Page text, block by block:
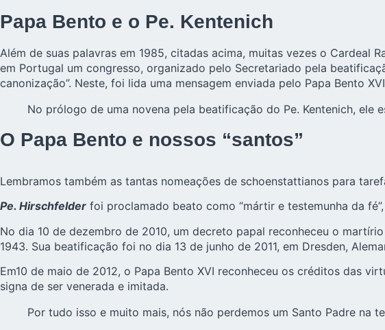
Papa Bento e o Pe. Kentenich
Além de suas palavras em 1985, citadas acima, muitas vezes o Cardeal
em Portugal um congresso, organizado pelo Secretariado pela
canonização”. Neste, foi lida uma mensagem enviada pelo Papa Bento
No prólogo de uma novena pela beatificação do Pe. Kentenich, ele
O Papa Bento e nossos “santos”
Lembramos também as tantas nomeações de schoenstattianos para
Pe. Hirschfelder foi proclamado beato como “mártir e testemunha da
No dia 10 de dezembro de 2010, um decreto papal reconheceu o
1943. Sua beatificação foi no dia 13 de junho de 2011, em Dresden,
Em10 de maio de 2012, o Papa Bento XVI reconheceu os créditos das
signa de ser venerada e imitada.
Por tudo isso e muito mais, nós não perdemos um Santo Padre na